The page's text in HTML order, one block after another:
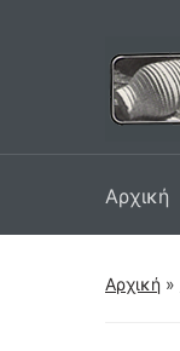
Αρχική
Αρχική »